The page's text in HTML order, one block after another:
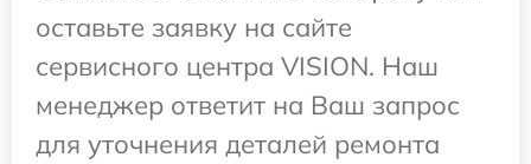
оставьте заявку на сайте
сервисного центра VISION. Наш
менеджер ответит на Ваш запрос
для уточнения деталей ремонта